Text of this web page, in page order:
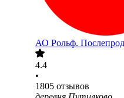
АО Рольф.
4.4
•
1805 отзывов